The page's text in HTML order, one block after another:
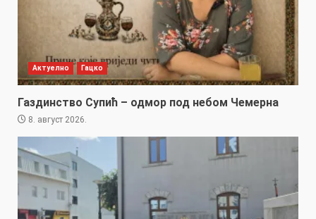
Актуелно Гацко
Газдинство Супић – одмор под небом Чемерна
8. август 2026.